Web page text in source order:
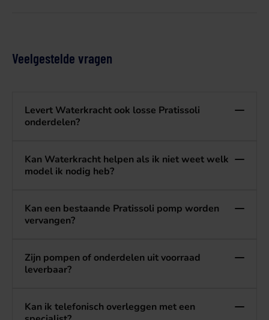
Veelgestelde vragen
Levert Waterkracht ook losse Pratissoli
onderdelen?
Kan Waterkracht helpen als ik niet weet welk
model ik nodig heb?
Kan een bestaande Pratissoli pomp worden
vervangen?
Zijn pompen of onderdelen uit voorraad
leverbaar?
Kan ik telefonisch overleggen met een